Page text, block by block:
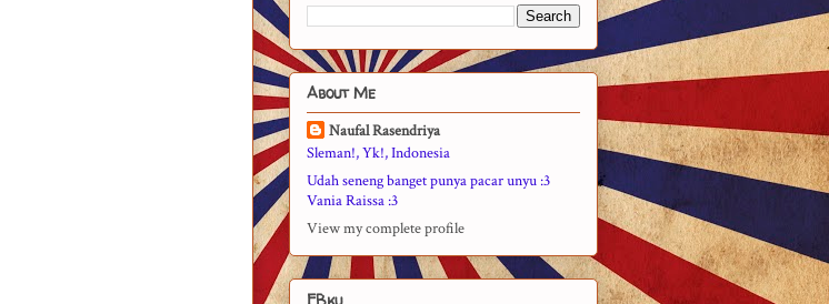
About Me
Naufal Rasendriya
Sleman!, Yk!, Indonesia
Udah seneng banget punya pacar unyu :3
Vania Raissa :3
View my complete profile
FBku